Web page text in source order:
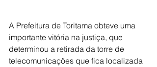
A Prefeitura de Toritama obteve uma
importante vitória na justiça, que
determinou a retirada da torre de
telecomunicações que fica localizada